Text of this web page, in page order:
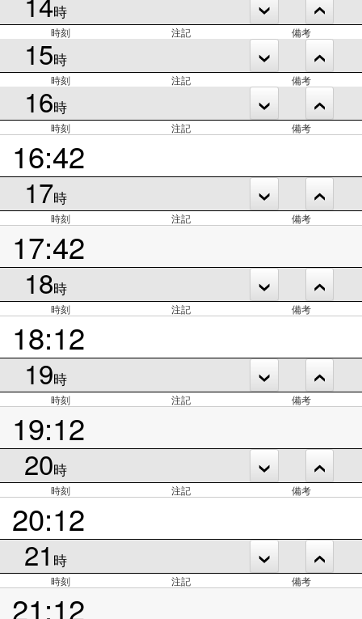
時
時刻 注記 備考
15時
時刻 注記 備考
16時
時刻 注記 備考
16:42
17時
時刻 注記 備考
17:42
18時
時刻 注記 備考
18:12
19時
時刻 注記 備考
19:12
20時
時刻 注記 備考
20:12
21 時
時刻 注記 備考
21:12